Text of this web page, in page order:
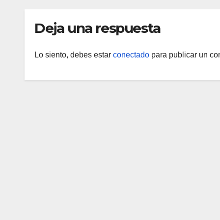
Deja una respuesta
Lo siento, debes estar conectado para publicar un